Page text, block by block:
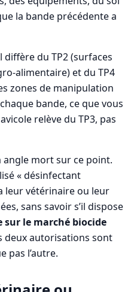
la bande précédente a
diffère du TP2 (surfaces
alimentaire) et du TP4
zones de manipulation
bande, ce que vous
relève du TP3, pas
angle mort sur ce point.
« désinfectant
leur vétérinaire ou leur
sans savoir s’il dispose
le marché biocide
deux autorisations sont
pas l’autre.